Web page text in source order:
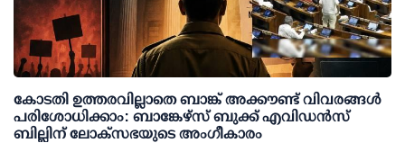
കോടതി ഉത്തരവില്ലാതെ ബാങ്ക് അക്കൗണ്ട് വിവരങ്ങള്‍
പരിശോധിക്കാം: ബാങ്കേഴ്സ് ബുക്ക് എവിഡന്‍സ്
ബില്ലിന് ലോക്സഭയുടെ അംഗീകാരം